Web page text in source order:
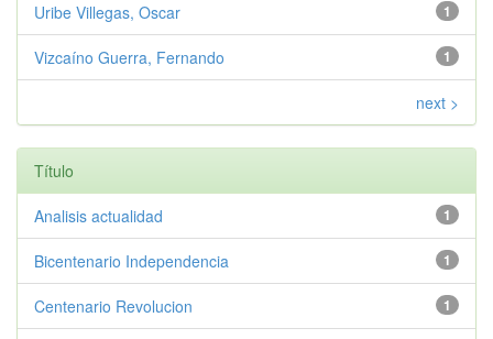
1
Uribe Villegas, Oscar
1
Vizcaíno Guerra, Fernando
next >
Título
1
Analisis actualidad
1
Bicentenario Independencia
1
Centenario Revolucion